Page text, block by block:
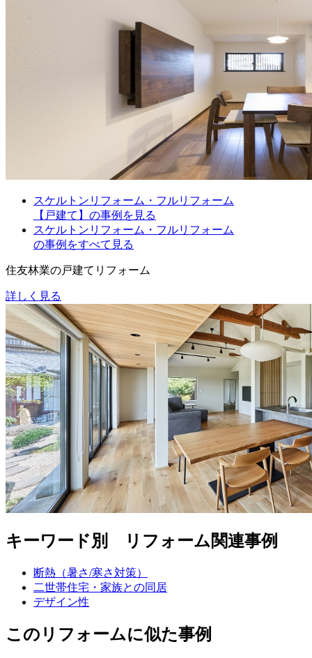
スケルトンリフォーム・フルリフォーム
【戸建て】の事例を見る
スケルトンリフォーム・フルリフォーム
の事例をすべて見る
住友林業の戸建てリフォーム
詳しく見る
キーワード別 リフォーム関連事例
断熱（暑さ/寒さ対策）
二世帯住宅・家族との同居
デザイン性
このリフォームに似た事例